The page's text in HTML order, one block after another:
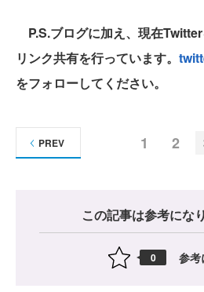
P.S.ブログに加え、現在
リンク共有を行っています。
をフォローしてください。
1 2
PREV
この記事は参考にな
0 参考